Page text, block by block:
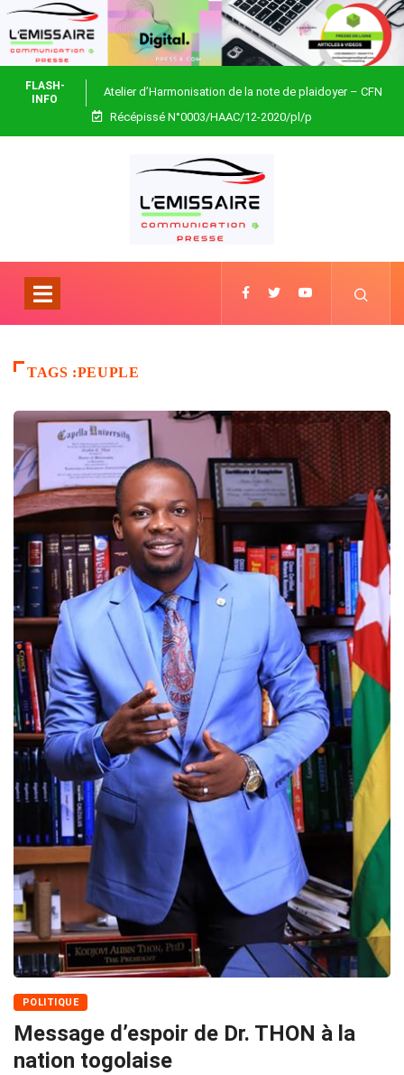
FLASH-
INFO
Atelier d’Harmonisation de la note de plaidoyer – CFN
Togo
Récépissé N°0003/HAAC/12-2020/pl/p
TAGS :PEUPLE
POLITIQUE
Message d’espoir de Dr. THON à la
nation togolaise